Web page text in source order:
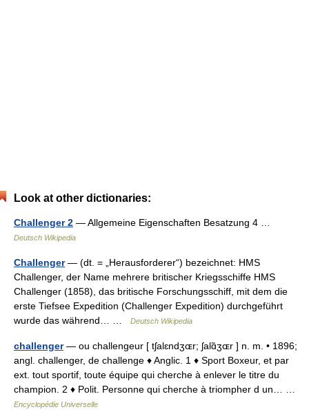
Look at other dictionaries:
Challenger 2 — Allgemeine Eigenschaften Besatzung 4 …
Deutsch Wikipedia
Challenger— (dt. = „Herausforderer“) bezeichnet: HMS
Challenger, der Name mehrere britischer Kriegsschiffe HMS
Challenger (1858), das britische Forschungsschiff, mit dem die
erste Tiefsee Expedition (Challenger Expedition) durchgeführt
wurde das während… …
Deutsch Wikipedia
challenger— ou challengeur [ tʃalɛndʒɶr; ʃalɑ̃ʒɶr ] n. m. • 1896;
angl. challenger, de challenge ♦ Anglic. 1 ♦ Sport Boxeur, et par
ext. tout sportif, toute équipe qui cherche à enlever le titre du
champion. 2 ♦ Polit. Personne qui cherche à triompher d un… …
Encyclopédie Universelle